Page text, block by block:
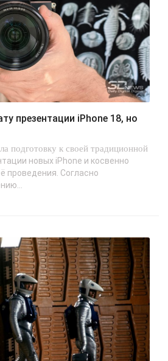
подготовку к своей традиционной
новых iPhone и косвенно
проведения. Согласно